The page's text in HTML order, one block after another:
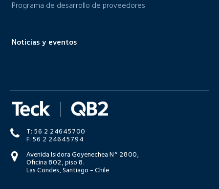
Programa de desarrollo de proveedores
Noticias y eventos
T: 56 2 24645700
F: 56 2 24645794
Avenida Isidora Goyenechea N° 2800,
Oficina 802, piso 8.
Las Condes, Santiago - Chile